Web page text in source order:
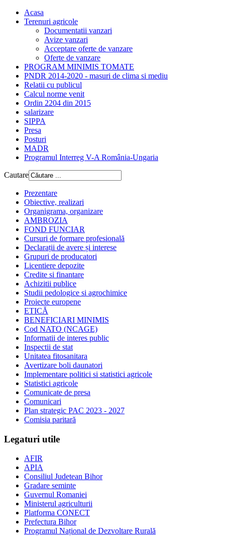
Acasa
Terenuri agricole
Documentatii vanzari
Avize vanzari
Acceptare oferte de vanzare
Oferte de vanzare
PROGRAM MINIMIS TOMATE
PNDR 2014-2020 - masuri de clima si mediu
Relatii cu publicul
Calcul norme venit
Ordin 2204 din 2015
salarizare
SIPPA
Presa
Posturi
MADR
Programul Interreg V-A România-Ungaria
Cautare
Prezentare
Obiective, realizari
Organigrama, organizare
AMBROZIA
FOND FUNCIAR
Cursuri de formare profesională
Declarații de avere și interese
Grupuri de producatori
Licentiere depozite
Credite si finantare
Achizitii publice
Studii pedologice si agrochimice
Proiecte europene
ETICĂ
BENEFICIARI MINIMIS
Cod NATO (NCAGE)
Informatii de interes public
Inspectii de stat
Unitatea fitosanitara
Avertizare boli daunatori
Implementare politici si statistici agricole
Statistici agricole
Comunicate de presa
Comunicari
Plan strategic PAC 2023 - 2027
Comisia paritară
Legaturi utile
AFIR
APIA
Consiliul Judetean Bihor
Gradare seminte
Guvernul Romaniei
Ministerul agriculturii
Platforma CONECT
Prefectura Bihor
Programul Național de Dezvoltare Rurală